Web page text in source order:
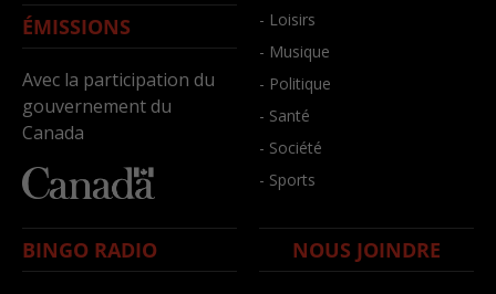
ÉMISSIONS
Avec la participation du
gouvernement du
Canada
- Loisirs
- Musique
- Politique
- Santé
- Société
- Sports
BINGO RADIO NOUS JOINDRE